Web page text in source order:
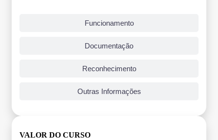
Funcionamento
Documentação
Reconhecimento
Outras Informações
VALOR DO CURSO